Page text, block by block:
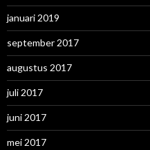
januari 2019
september 2017
augustus 2017
juli 2017
juni 2017
mei 2017